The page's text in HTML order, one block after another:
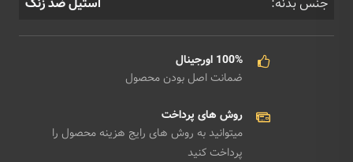
100% اورجینال
ضمانت اصل بودن محصول
روش های پرداخت
میتوانید به روش های رایج هزینه محصول را
پرداخت کنید